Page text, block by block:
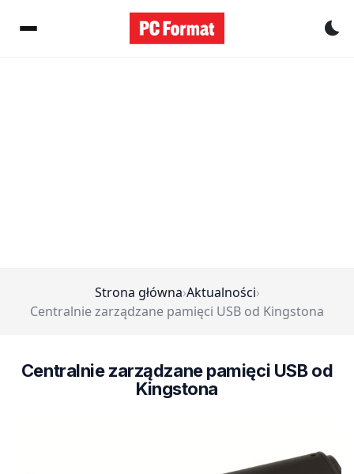
Strona główna›Aktualności›
Centralnie zarządzane pamięci USB od Kingstona
Centralnie zarządzane pamięci USB od
Kingstona